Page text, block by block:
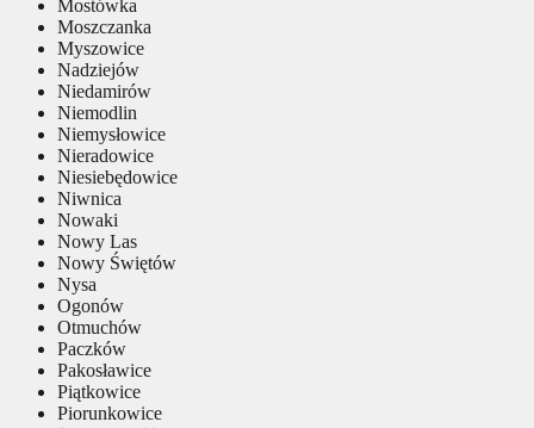
Mostówka
Moszczanka
Myszowice
Nadziejów
Niedamirów
Niemodlin
Niemysłowice
Nieradowice
Niesiebędowice
Niwnica
Nowaki
Nowy Las
Nowy Świętów
Nysa
Ogonów
Otmuchów
Paczków
Pakosławice
Piątkowice
Piorunkowice